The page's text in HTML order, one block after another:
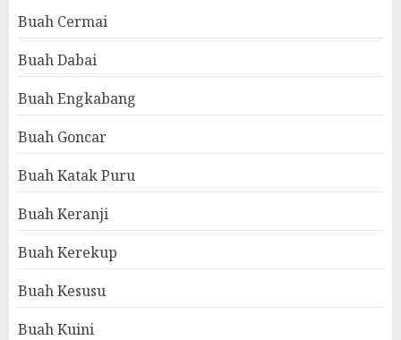
Buah Cermai
Buah Dabai
Buah Engkabang
Buah Goncar
Buah Katak Puru
Buah Keranji
Buah Kerekup
Buah Kesusu
Buah Kuini